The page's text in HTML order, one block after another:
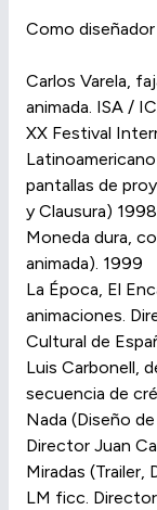
Como diseñador
Carlos Varela,
animada. ISA /
XX Festival
pantallas de
y Clausura) 1998
Moneda dura,
animada). 1999
La Época, El
animaciones.
Cultural de
Luis Carbonell,
secuencia de
Nada (Diseño
Director Juan
Miradas
LM ficc.